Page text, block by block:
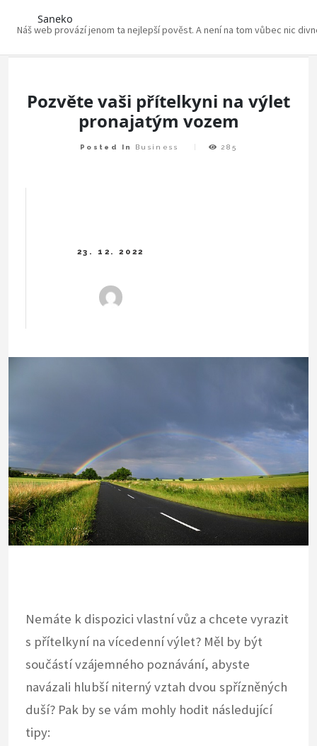
Saneko
Náš web provází jenom ta nejlepší pověst. A není na tom vůbec nic
Pozvěte vaši přítelkyni na výlet
pronajatým vozem
Posted In Business 285
Nemáte k dispozici vlastní vůz a chcete vyrazit
s přítelkyní na vícedenní výlet? Měl by být
součástí vzájemného poznávání, abyste
navázali hlubší niterný vztah dvou spřízněných
duší? Pak by se vám mohly hodit následující
tipy: